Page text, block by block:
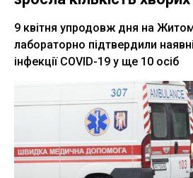
9 квітня упродовж дня на
лабораторно підтвердили
інфекції COVID-19 у ще 10 осіб